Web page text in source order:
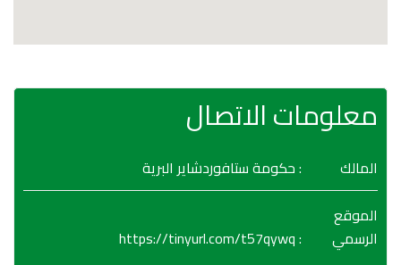
معلومات الاتصال
المالك
: حكومة ستافوردشاير البرية
الموقع
الرسمي
:
https://tinyurl.com/t57qywq